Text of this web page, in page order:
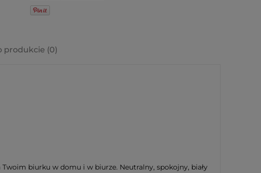
produkcie (0)
biurku w domu i w biurze. Neutralny, spokojny, biały